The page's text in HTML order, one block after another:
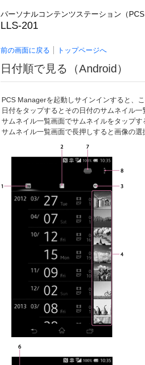
パーソナルコンテンツステーション（PCS
LLS-201
前の画面に戻る トップページへ
日付順で見る（Android）
PCS Managerを起動しサインインすると、
日付をタップするとその日付のサムネイル一
サムネイル一覧画面でサムネイルをタップす
サムネイル一覧画面で長押しすると画像の選